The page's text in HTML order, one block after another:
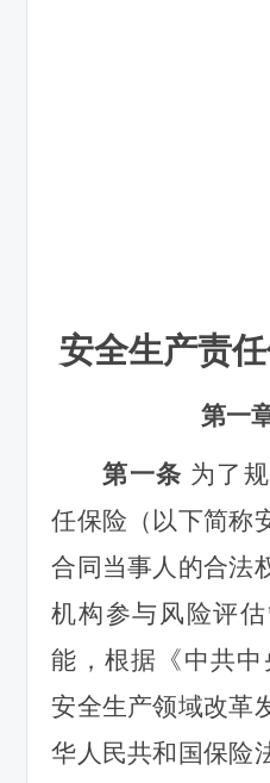
安全生产责
第一
第一条 为了
任保险（以下简称
合同当事人的合法
机构参与风险评
能，根据《中共
安全生产领域改革
华人民共和国保险